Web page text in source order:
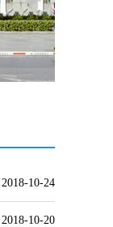
2018-10-24
2018-10-20